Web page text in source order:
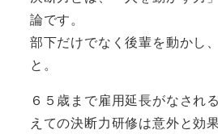
論です。
部下だけでなく後輩を動かし
と。
６５歳まで雇用延長がなされ
えての決断力研修は意外と効